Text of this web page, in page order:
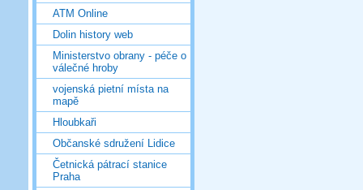
ATM Online
Dolin history web
Ministerstvo obrany - péče o
válečné hroby
vojenská pietní místa na
mapě
Hloubkaři
Občanské sdružení Lidice
Četnická pátrací stanice
Praha